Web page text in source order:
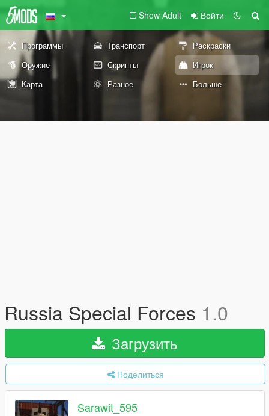
Show Adult Войти
Программы Транспорт
Раскраски
Оружие
Скрипты
Игрок
Карта
Разное Больше
Russia Special Forces 1.0
Загрузить
Поделиться
Sarawit_595